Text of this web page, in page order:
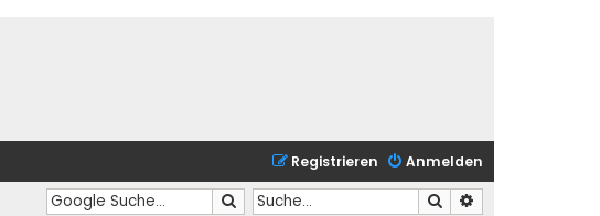
Anmelden
Registrieren
Suche
Suche